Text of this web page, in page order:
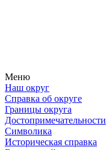
Меню
Наш округ
Справка об округе
Границы округа
Достопримечательности
Символика
Историческая справка